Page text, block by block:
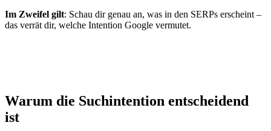
Im Zweifel gilt: Schau dir genau an, was in den SERPs erscheint –
das verrät dir, welche Intention Google vermutet.
Warum die Suchintention entscheidend
ist